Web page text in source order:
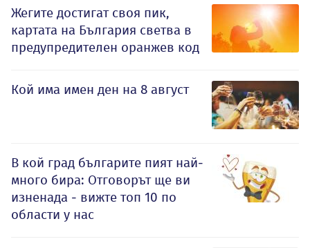
Жегите достигат своя пик,
картата на България светва в
предупредителен оранжев код
Кой има имен ден на 8 август
В кой град българите пият най-
много бира: Отговорът ще ви
изненада - вижте топ 10 по
области у нас